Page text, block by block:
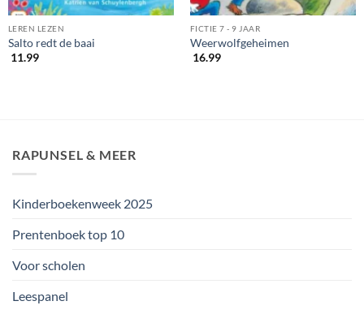
LEREN LEZEN
Salto redt de baai
11.99
FICTIE 7 - 9 JAAR
Weerwolfgeheimen
16.99
RAPUNSEL & MEER
Kinderboekenweek 2025
Prentenboek top 10
Voor scholen
Leespanel